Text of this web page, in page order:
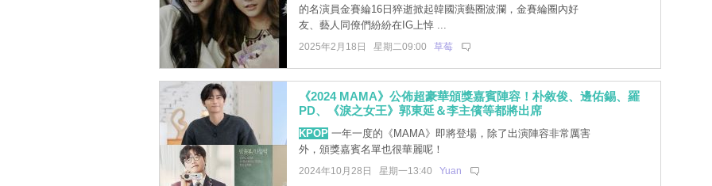
的名演員金賽綸16日猝逝掀起韓國演藝圈波瀾，金賽綸圈內好
友、藝人同僚們紛紛在IG上悼 ...
2025年2月18日 星期二09:00 草莓
《2024 MAMA》公佈超豪華頒獎嘉賓陣容！朴敘俊、邊佑錫、羅
PD、《淚之女王》郭東延＆李主儐等都將出席
KPOP一年一度的《MAMA》即將登場，除了出演陣容非常厲害
外，頒獎嘉賓名單也很華麗呢！
2024年10月28日 星期一13:40 Yuan